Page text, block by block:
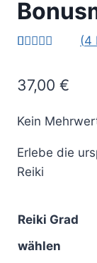
von 5,
basierend
Kundenbew
(4
37,00 €
Kein
Erlebe die
Reiki
Reiki Grad
wählen